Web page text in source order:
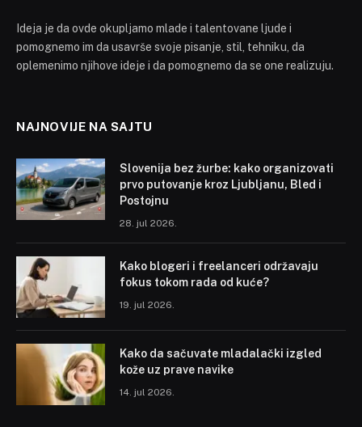
Ideja je da ovde okupljamo mlade i talentovane ljude i
pomognemo im da usavrše svoje pisanje, stil, tehniku, da
oplemenimo njihove ideje i da pomognemo da se one realizuju.
NAJNOVIJE NA SAJTU
Slovenija bez žurbe: kako organizovati
prvo putovanje kroz Ljubljanu, Bled i
Postojnu
28. jul 2026.
Kako blogeri i freelanceri održavaju
fokus tokom rada od kuće?
19. jul 2026.
Kako da sačuvate mladalački izgled
kože uz prave navike
14. jul 2026.